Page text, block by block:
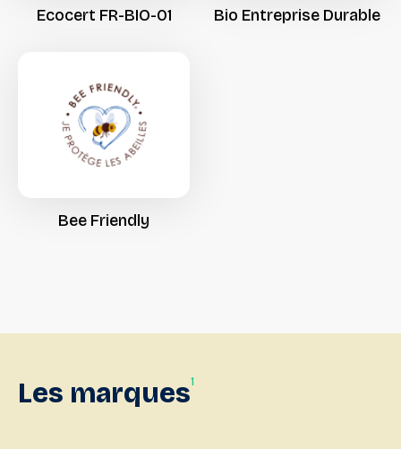
Ecocert FR-BIO-01 Bio Entreprise Durable
Bee Friendly
Les marques1